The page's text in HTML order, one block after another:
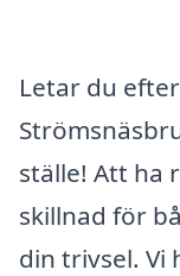
Letar du
ställe! Att ha
skillnad för
din trivsel. Vi